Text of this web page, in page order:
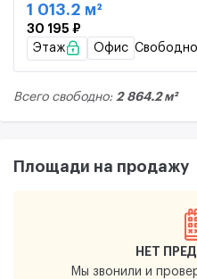
1 013.2 м²
30 195 ₽
Этаж
Офис Свободно
Всего свободно: 2 864.2 м²
Площади на продажу
НЕТ
Мы звонили и